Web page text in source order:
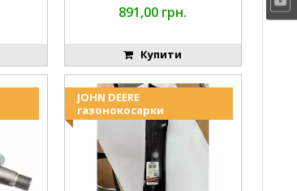
891,00 грн.
Купити
JOHN DEERE
газонокосарки